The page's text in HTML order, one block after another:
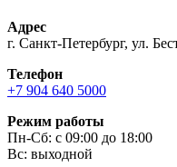
Адрес
г. Санкт-Петербург, ул.
Телефон
+7 904 640 5000
Режим работы
Пн-Сб: с 09:00 до 18:00
Вс: выходной